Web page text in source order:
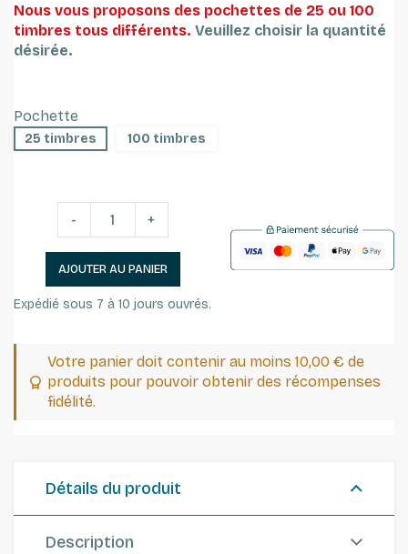
Nous vous proposons des pochettes de 25 ou 100
timbres tous différents. Veuillez choisir la quantité
désirée.
Pochette
25 timbres 100 timbres
- +
AJOUTER AU PANIER
Expédié sous 7 à 10 jours ouvrés.
Votre panier doit contenir au moins 10,00 € de
produits pour pouvoir obtenir des récompenses
fidélité.
Détails du produit
Description